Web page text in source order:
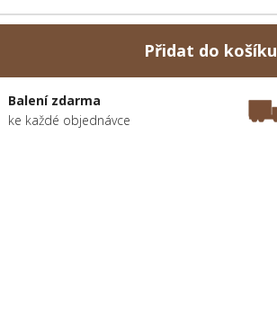
Přidat do košíku
Balení zdarma
ke každé objednávce